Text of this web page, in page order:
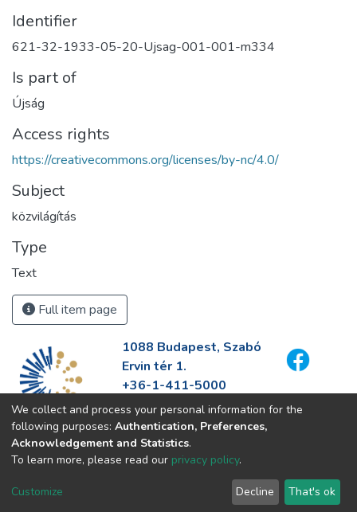
Identifier
621-32-1933-05-20-Ujsag-001-001-m334
Is part of
Újság
Access rights
https://creativecommons.org/licenses/by-nc/4.0/
Subject
közvilágítás
Type
Text
Full item page
1088 Budapest, Szabó
Ervin tér 1.
+36-1-411-5000
info@fszek.hu
https://fszek.hu
We collect and process your personal information for the
following purposes: Authentication, Preferences,
Acknowledgement and Statistics.
To learn more, please read our privacy policy.
Customize Decline That's ok